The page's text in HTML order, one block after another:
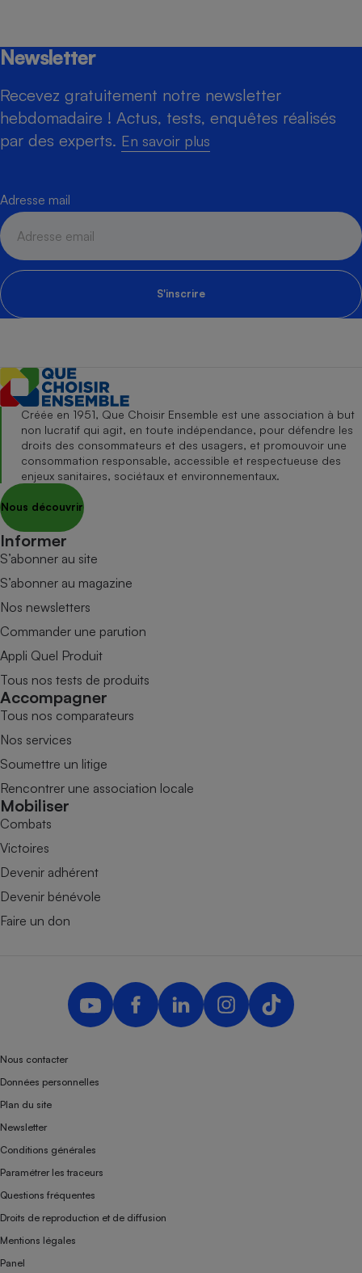
Newsletter
Recevez gratuitement notre newsletter
hebdomadaire ! Actus, tests, enquêtes réalisés
par des experts. En savoir plus
Adresse mail
S'inscrire
Créée en 1951, Que Choisir Ensemble est une association à but
non lucratif qui agit, en toute indépendance, pour défendre les
droits des consommateurs et des usagers, et promouvoir une
consommation responsable, accessible et respectueuse des
enjeux sanitaires, sociétaux et environnementaux.
Nous découvrir
Informer
S’abonner au site
S’abonner au magazine
Nos newsletters
Commander une parution
Appli Quel Produit
Tous nos tests de produits
Accompagner
Tous nos comparateurs
Nos services
Soumettre un litige
Rencontrer une association locale
Mobiliser
Combats
Victoires
Devenir adhérent
Devenir bénévole
Faire un don
Nous contacter
Données personnelles
Plan du site
Newsletter
Conditions générales
Paramétrer les traceurs
Questions fréquentes
Droits de reproduction et de diffusion
Mentions légales
Panel